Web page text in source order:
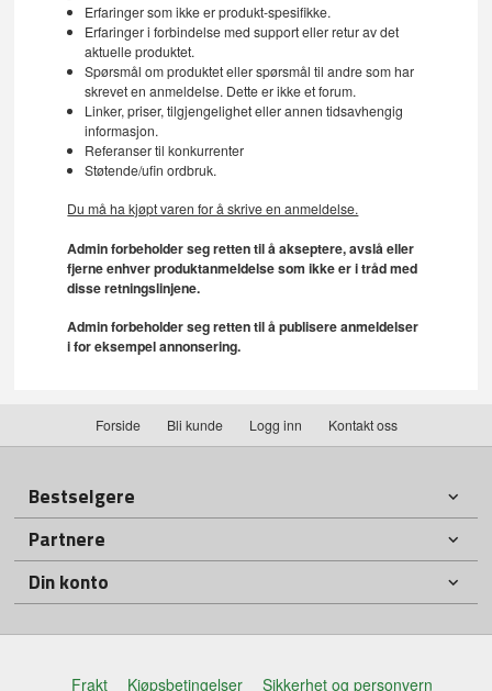
Erfaringer som ikke er produkt-spesifikke.
Erfaringer i forbindelse med support eller retur av det
aktuelle produktet.
Spørsmål om produktet eller spørsmål til andre som har
skrevet en anmeldelse. Dette er ikke et forum.
Linker, priser, tilgjengelighet eller annen tidsavhengig
informasjon.
Referanser til konkurrenter
Støtende/ufin ordbruk.
Du må ha kjøpt varen for å skrive en anmeldelse.
Admin forbeholder seg retten til å akseptere, avslå eller
fjerne enhver produktanmeldelse som ikke er i tråd med
disse retningslinjene.
Admin forbeholder seg retten til å publisere anmeldelser
i for eksempel annonsering.
Forside Bli kunde Logg inn Kontakt oss
Bestselgere
Partnere
Din konto
Frakt Kjøpsbetingelser Sikkerhet og personvern